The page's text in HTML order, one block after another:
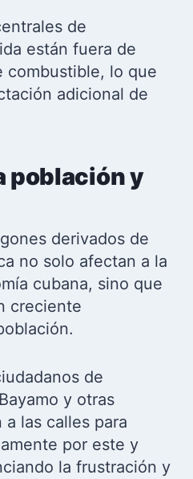
de
están fuera de
combustible, lo que
adicional de
población y
derivados de
no solo afectan a la
cubana, sino que
creciente
de
y otras
las calles para
por este y
la frustración y